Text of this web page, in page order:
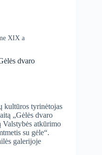
XIX a
dvaro
kultūros tyrinėtojas
„Gėlės dvaro
atkūrimo
su gėle“.
galerijoje